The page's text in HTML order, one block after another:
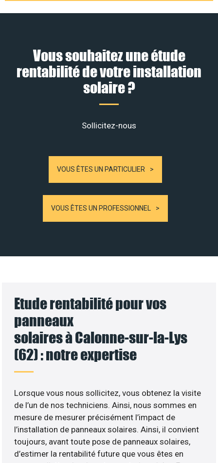
Vous souhaitez une étude
rentabilité de votre installation
solaire ?
Sollicitez-nous
VOUS ÊTES UN PARTICULIER
VOUS ÊTES UN PROFESSIONNEL
Etude rentabilité pour vos
panneaux
solaires à Calonne-sur-la-Lys
(62) : notre expertise
Lorsque vous nous sollicitez, vous obtenez la visite
de l’un de nos techniciens. Ainsi, nous sommes en
mesure de mesurer précisément l’impact de
l’installation de panneaux solaires. Ainsi, il convient
toujours, avant toute pose de panneaux solaires,
d’estimer la rentabilité future que vous êtes en